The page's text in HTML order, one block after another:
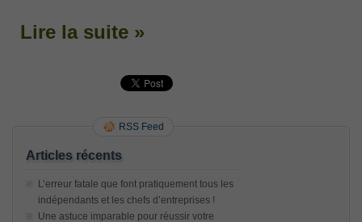
Lire la suite »
RSS Feed
Articles récents
L’erreur fatale que font pratiquement tous les
indépendants et les chefs d’entreprises !
Une astuce imparable pour réussir votre